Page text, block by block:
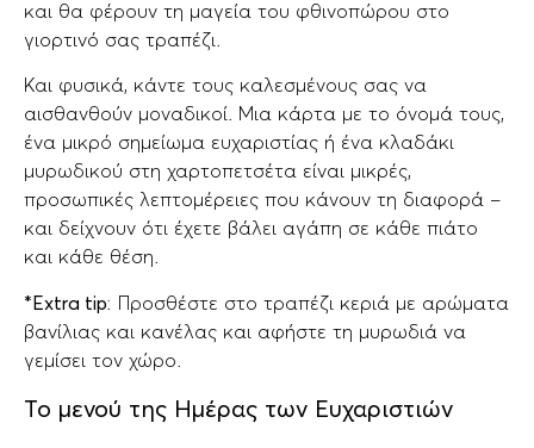
και θα φέρουν τη μαγεία του φθινοπώρου στο
γιορτινό σας τραπέζι.
Και φυσικά, κάντε τους καλεσμένους σας να
αισθανθούν μοναδικοί. Μια κάρτα με το όνομά τους,
ένα μικρό σημείωμα ευχαριστίας ή ένα κλαδάκι
μυρωδικού στη χαρτοπετσέτα είναι μικρές,
προσωπικές λεπτομέρειες που κάνουν τη διαφορά –
και δείχνουν ότι έχετε βάλει αγάπη σε κάθε πιάτο
και κάθε θέση.
*Extra tip: Προσθέστε στο τραπέζι κεριά με αρώματα
βανίλιας και κανέλας και αφήστε τη μυρωδιά να
γεμίσει τον χώρο.
Το μενού της Ημέρας των Ευχαριστιών